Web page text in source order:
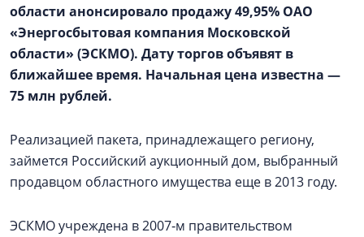
области анонсировало продажу 49,95% ОАО
«Энергосбытовая компания Московской
области» (ЭСКМО). Дату торгов объявят в
ближайшее время. Начальная цена известна —
75 млн рублей.
Реализацией пакета, принадлежащего региону,
займется Российский аукционный дом, выбранный
продавцом областного имущества еще в 2013 году.
ЭСКМО учреждена в 2007‑м правительством